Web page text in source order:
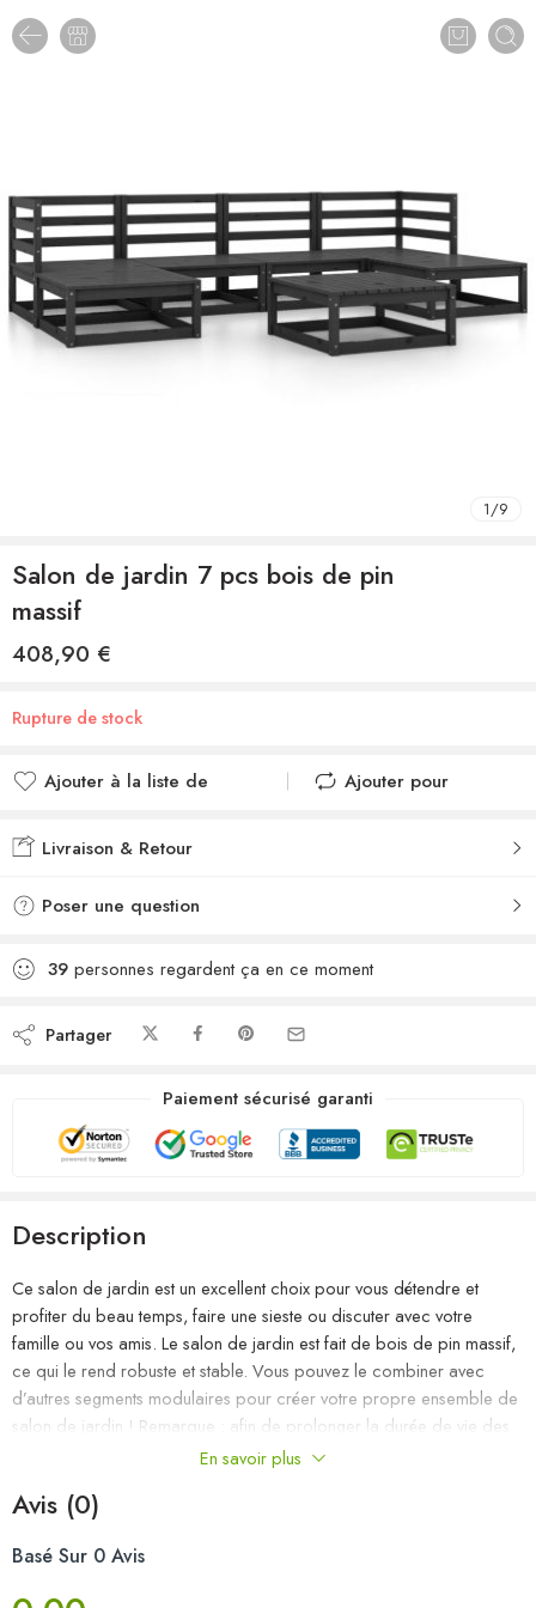
1/9
Salon de jardin 7 pcs bois de pin
massif
408,90 €
Rupture de stock
Ajouter à la liste de
Ajouté à la liste de
Ajouter pour
Livraison & Retour
Poser une question
39 personnes regardent ça en ce moment
Partager
Paiement sécurisé garanti
Description
Ce salon de jardin est un excellent choix pour vous détendre et
profiter du beau temps, faire une sieste ou discuter avec votre
famille ou vos amis. Le salon de jardin est fait de bois de pin massif,
ce qui le rend robuste et stable. Vous pouvez le combiner avec
d’autres segments modulaires pour créer votre propre ensemble de
salon de jardin ! Remarque : afin de prolonger la durée de vie des
meubles d’extérieur, nous vous recommandons de les protéger avec
Matériau : bois de pin massif
En savoir plus
Avis (0)
Basé Sur 0 Avis